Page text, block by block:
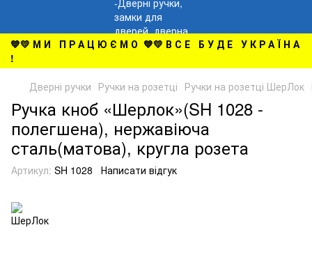
💙💛 М И П Р А Ц Ю Є М О 💙💛 В С Е Б У Д Е У К Р А Ї Н А
!
Дверні ручки Ручки на розетці Ручки на розетці ШерЛок
Ручка кноб «Шерлок»(SH 1028 -
полегшена), нержавіюча
сталь(матова), кругла розета
Артикул: SH 1028 Написати відгук